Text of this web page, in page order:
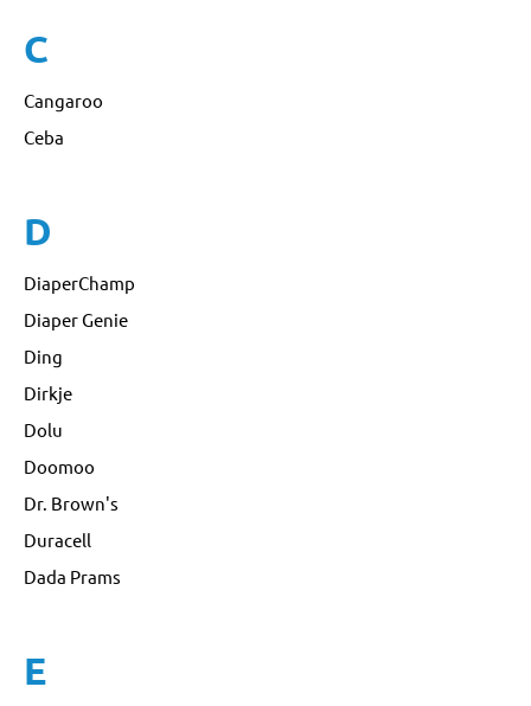
C
Cangaroo
Ceba
D
DiaperChamp
Diaper Genie
Ding
Dirkje
Dolu
Doomoo
Dr. Brown's
Duracell
Dada Prams
E